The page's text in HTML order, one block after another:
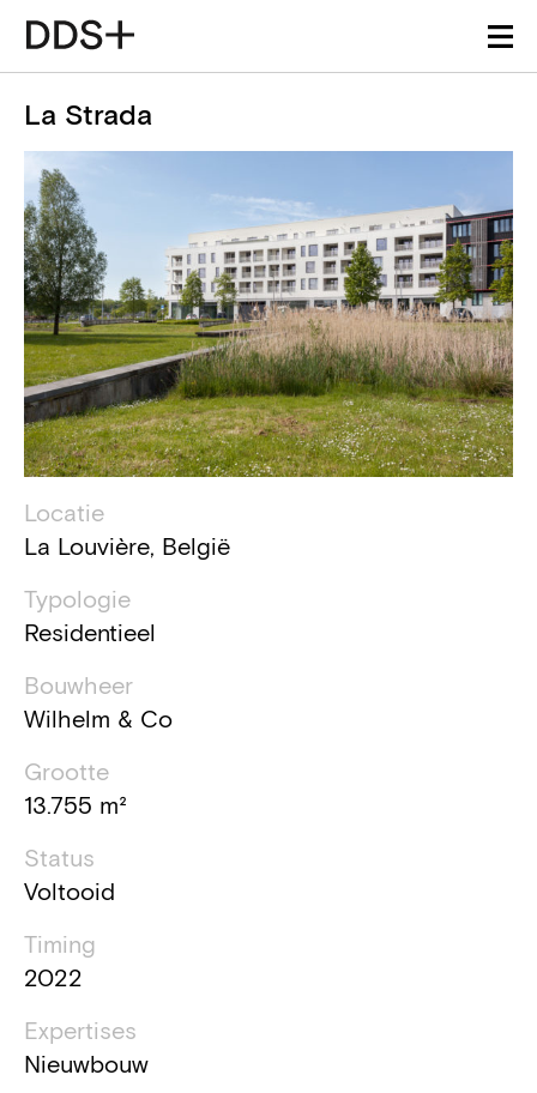
La Strada
Projectdetails
Locatie
La Louvière, België
Typologie
Residentieel
Bouwheer
Wilhelm & Co
Grootte
13.755 m²
Status
Voltooid
Timing
2022
Expertises
Nieuwbouw